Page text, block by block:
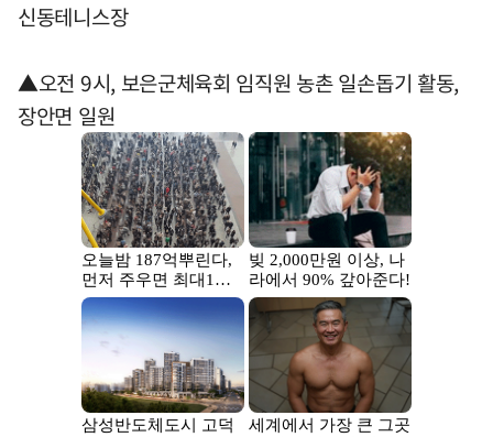
신동테니스장
▲오전 9시, 보은군체육회 임직원 농촌 일손돕기 활동,
장안면 일원